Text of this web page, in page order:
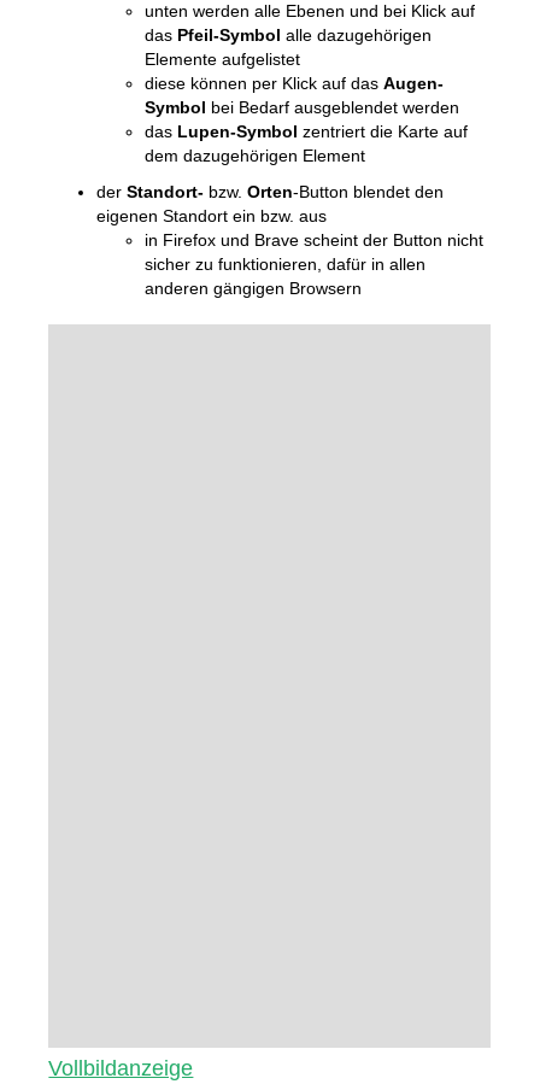
unten werden alle Ebenen und bei Klick auf
das Pfeil-Symbolalle dazugehörigen
Elemente aufgelistet
diese können per Klick auf dasAugen-
Symbol bei Bedarf ausgeblendet werden
das Lupen-Symbol zentriert die Karte auf
dem dazugehörigen Element
derStandort- bzw.Orten-Button blendet den
eigenen Standort ein bzw. aus
in Firefox und Brave scheint der Button nicht
sicher zu funktionieren, dafür in allen
anderen gängigen Browsern
Vollbildanzeige